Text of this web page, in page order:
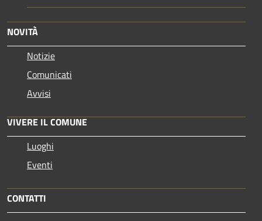
NOVITÀ
Notizie
Comunicati
Avvisi
VIVERE IL COMUNE
Luoghi
Eventi
CONTATTI